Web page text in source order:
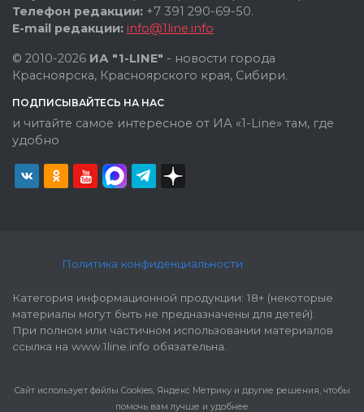
Телефон редакции: +7 391 290-69-50.
E-mail редакции: info@1line.info
© 2010-2026 ИА "1-LINE" - новости города
Красноярска, Красноярского края, Сибири.
ПОДПИСЫВАЙТЕСЬ НА НАС
и читайте самое интересное от ИА «1-Line» там, где
удобно
Политика конфиденциальности
Категория информационной продукции: 18+ (некоторые
материалы могут быть не предназначены для детей).
При полном или частичном использовании материалов
ссылка на www.1line.info обязательна.
Cайт использует файлы Cookies, Яндекс Метрику и другие решения, чтобы
помочь вам лучше и удобнее